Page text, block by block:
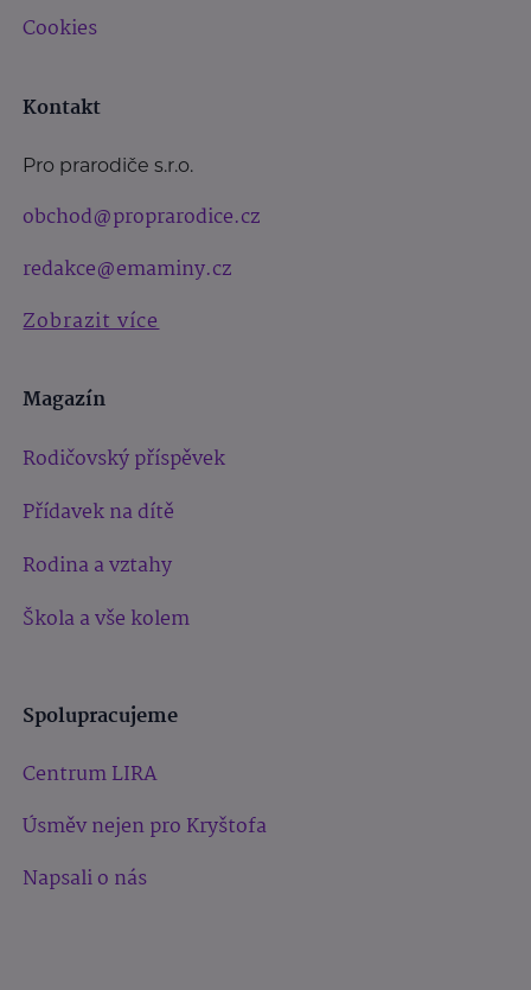
Cookies
Kontakt
Pro prarodiče s.r.o.
obchod@proprarodice.cz
redakce@emaminy.cz
Zobrazit více
Magazín
Rodičovský příspěvek
Přídavek na dítě
Rodina a vztahy
Škola a vše kolem
Spolupracujeme
Centrum LIRA
Úsměv nejen pro Kryštofa
Napsali o nás